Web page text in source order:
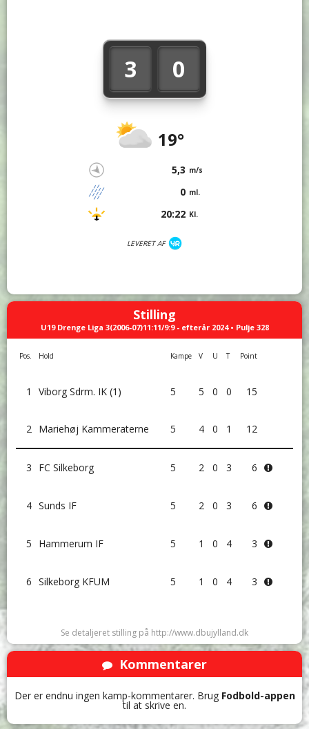
3 0
19°
5,3 m/s
0 ml.
20:22 Kl.
LEVERET AF
Stilling
U19 Drenge Liga 3(2006-07)11:11/9:9 - efterår 2024 • Pulje 328
Pos. Hold Kampe V U T Point
1 Viborg Sdrm. IK (1) 5 5 0 0 15
2 Mariehøj Kammeraterne 5 4 0 1 12
3 FC Silkeborg 5 2 0 3 6
4 Sunds IF 5 2 0 3 6
5 Hammerum IF 5 1 0 4 3
6 Silkeborg KFUM 5 1 0 4 3
Se detaljeret stilling på http://www.dbujylland.dk
Kommentarer
Der er endnu ingen kamp-kommentarer. Brug Fodbold-appen
til at skrive en.